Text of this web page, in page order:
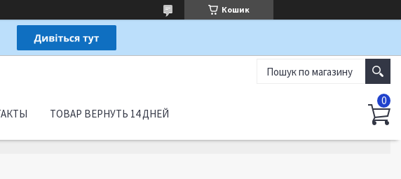
Кошик
ТОВАР ВЕРНУТЬ 14 ДНЕЙ